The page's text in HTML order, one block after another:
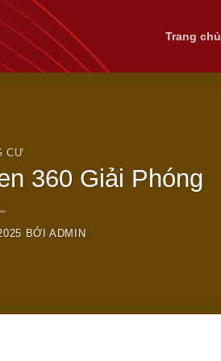
Trang chủ
CƯ
360 Giải Phóng
BỞIADMIN